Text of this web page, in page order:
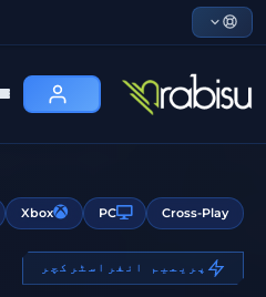
Cross-Play
PC
Xbox
پریمیم انفراسٹرکچر